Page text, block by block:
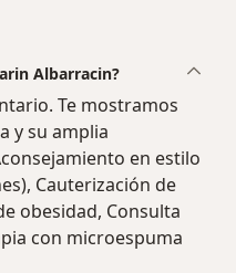
Albarracin?
Te mostramos
y su amplia
en estilo
Cauterización de
obesidad, Consulta
con microespuma